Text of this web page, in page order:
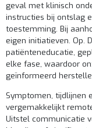
geval met klinisch
instructies bij ontslag
toestemming. Bij
eigen initiatieven. Op.
patiënteneducatie,
elke fase, waardoor
geïnformeerd
Symptomen, tijdlijnen
vergemakkelijkt
Uitstel communicatie